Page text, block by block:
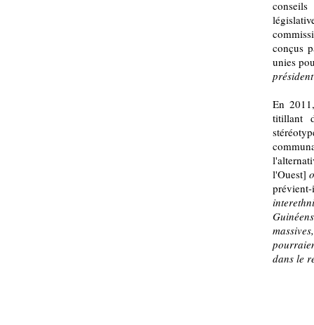
conçus
unies
En
titillant
l'Ouest]
dans le